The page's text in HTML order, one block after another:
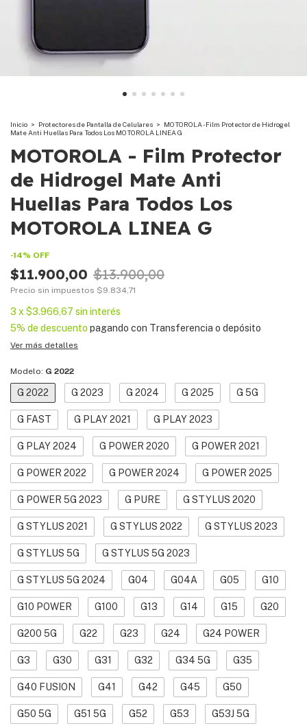
Inicio > Protectores de Pantalla de Celulares > MOTOROLA - Film Protector de Hidrogel
Mate Anti Huellas Para Todos Los MOTOROLA LINEA G
MOTOROLA - Film Protector
de Hidrogel Mate Anti
Huellas Para Todos Los
MOTOROLA LINEA G
-14% OFF
$11.900,00 $13.900,00
Precio sin impuestos $9.834,71
3 x $3.966,67 sin interés
5% de descuento pagando con Transferencia o depósito
Ver más detalles
Modelo: G 2022
G 2022 G 2023 G 2024 G 2025 G 5G
G FAST G PLAY 2021 G PLAY 2023
G PLAY 2024 G POWER 2020 G POWER 2021
G POWER 2022 G POWER 2024 G POWER 2025
G POWER 5G 2023 G PURE G STYLUS 2020
G STYLUS 2021 G STYLUS 2022 G STYLUS 2023
G STYLUS 5G G STYLUS 5G 2023
G STYLUS 5G 2024 G04 G04A G05 G10
G10 POWER G100 G13 G14 G15 G20
G200 5G G22 G23 G24 G24 POWER
G3 G30 G31 G32 G34 5G G35
G40 FUSION G41 G42 G45 G50
G50 5G G51 5G G52 G53 G53J 5G